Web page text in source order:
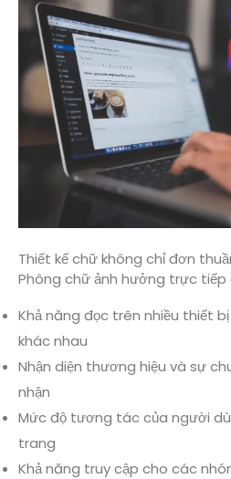
Thiết kế chữ không chỉ đơn
Phông chữ ảnh hưởng trực tiếp
Khả năng đọc trên nhiều thiết
khác nhau
Nhận diện thương hiệu và sự
nhận
Mức độ tương tác của người
trang
Khả năng truy cập cho các